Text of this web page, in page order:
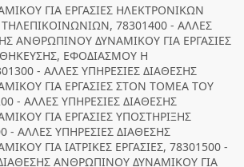
ΓΙΑ ΕΡΓΑΣΙΕΣ ΗΛΕΚΤΡΟΝΙΚΩΝ
78301400 - ΑΛΛΕΣ
ΑΝΘΡΩΠΙΝΟΥ ΔΥΝΑΜΙΚΟΥ ΓΙΑ ΕΡΓΑΣΙΕΣ
ΕΦΟΔΙΑΣΜΟΥ Η
- ΑΛΛΕΣ ΥΠΗΡΕΣΙΕΣ ΔΙΑΘΕΣΗΣ
ΓΙΑ ΕΡΓΑΣΙΕΣ ΣΤΟΝ ΤΟΜΕΑ ΤΟΥ
- ΑΛΛΕΣ ΥΠΗΡΕΣΙΕΣ ΔΙΑΘΕΣΗΣ
ΓΙΑ ΕΡΓΑΣΙΕΣ ΥΠΟΣΤΗΡΙΞΗΣ
- ΑΛΛΕΣ ΥΠΗΡΕΣΙΕΣ ΔΙΑΘΕΣΗΣ
ΓΙΑ ΙΑΤΡΙΚΕΣ ΕΡΓΑΣΙΕΣ, 78301500 -
ΑΝΘΡΩΠΙΝΟΥ ΔΥΝΑΜΙΚΟΥ ΓΙΑ